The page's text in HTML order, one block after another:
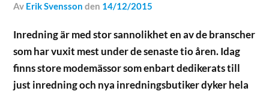
av Erik Svensson den 14/12/2015
Inredning är med stor sannolikhet en av de branscher
som har vuxit mest under de senaste tio åren. Idag
finns store modemässor som enbart dedikerats till
just inredning och nya inredningsbutiker dyker hela